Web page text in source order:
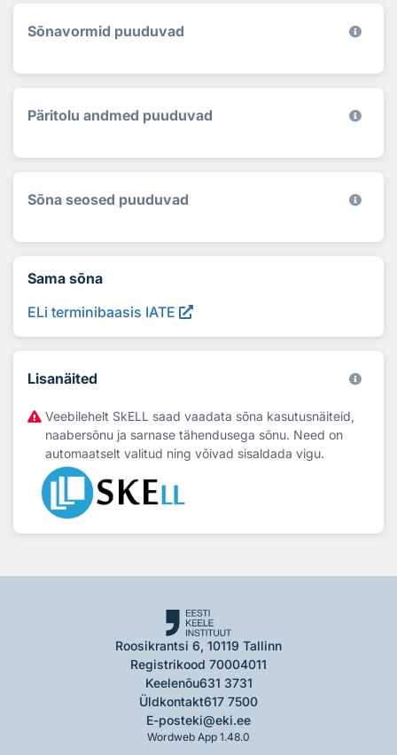
Sõnavormid puuduvad
Päritolu andmed puuduvad
Sõna seosed puuduvad
Sama sõna
ELi terminibaasis IATE
Lisanäited
Veebilehelt SkELL saad vaadata sõna kasutusnäiteid,
naabersõnu ja sarnase tähendusega sõnu. Need on
automaatselt valitud ning võivad sisaldada vigu.
Roosikrantsi 6, 10119 Tallinn
Registrikood 70004011
Keelenõu631 3731
Üldkontakt617 7500
E-posteki@eki.ee
Wordweb App 1.48.0